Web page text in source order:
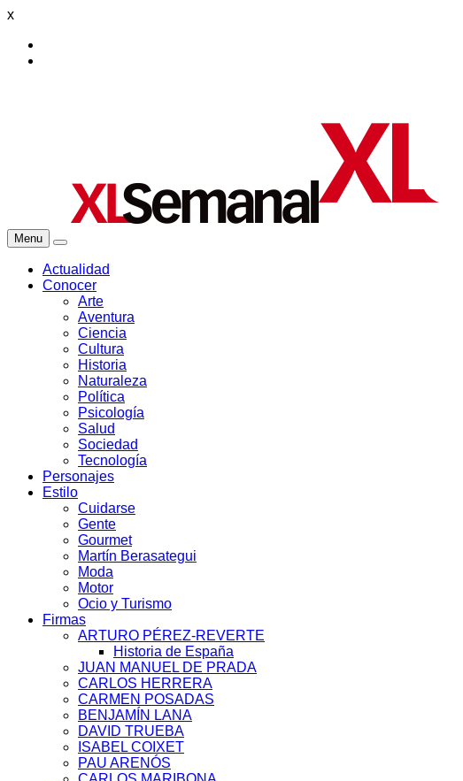
x
Menu
Actualidad
Conocer
Arte
Aventura
Ciencia
Cultura
Historia
Naturaleza
Política
Psicología
Salud
Sociedad
Tecnología
Personajes
Estilo
Cuidarse
Gente
Gourmet
Martín Berasategui
Moda
Motor
Ocio y Turismo
Firmas
ARTURO PÉREZ-REVERTE
Historia de España
JUAN MANUEL DE PRADA
CARLOS HERRERA
CARMEN POSADAS
BENJAMÍN LANA
DAVID TRUEBA
ISABEL COIXET
PAU ARENÓS